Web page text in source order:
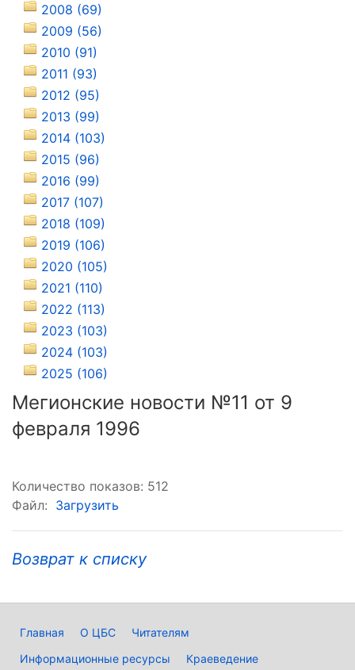
2008 (69)
2009 (56)
2010 (91)
2011 (93)
2012 (95)
2013 (99)
2014 (103)
2015 (96)
2016 (99)
2017 (107)
2018 (109)
2019 (106)
2020 (105)
2021 (110)
2022 (113)
2023 (103)
2024 (103)
2025 (106)
Мегионские новости №11 от 9
февраля 1996
Количество показов: 512
Файл: Загрузить
Возврат к списку
Главная О ЦБС
Читателям
Информационные ресурсы
Краеведение